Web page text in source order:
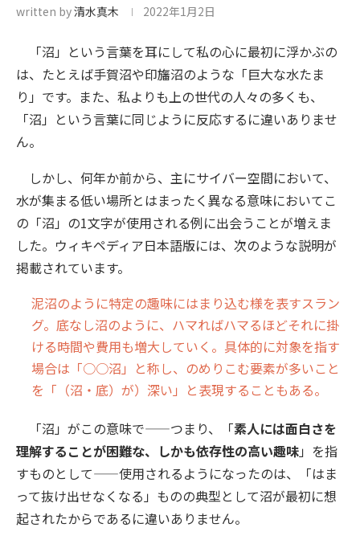
written by清水真木 2022年1月2日
「沼」という言葉を耳にして私の心に最初に浮かぶの
は、たとえば手賀沼や印旛沼のような「巨大な水たま
り」です。また、私よりも上の世代の人々の多くも、
「沼」という言葉に同じように反応するに違いありませ
ん。
しかし、何年か前から、主にサイバー空間において、
水が集まる低い場所とはまったく異なる意味においてこ
の「沼」の1文字が使用される例に出会うことが増えま
した。ウィキペディア日本語版には、次のような説明が
掲載されています。
泥沼のように特定の趣味にはまり込む様を表すスラン
グ。底なし沼のように、ハマればハマるほどそれに掛
ける時間や費用も増大していく。具体的に対象を指す
場合は「○○沼」と称し、のめりこむ要素が多いこと
を「（沼・底）が）深い」と表現することもある。
「沼」がこの意味で——つまり、「素人には面白さを
理解することが困難な、しかも依存性の高い趣味」を指
すものとして——使用されるようになったのは、「はま
って抜け出せなくなる」ものの典型として沼が最初に想
起されたからであるに違いありません。